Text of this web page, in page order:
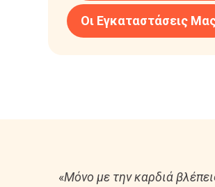
Οι Εγκαταστάσεις
«Μόνο με την καρδιά